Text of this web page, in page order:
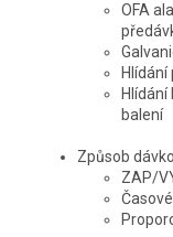
OFA
balení
Způsob
ZAP/